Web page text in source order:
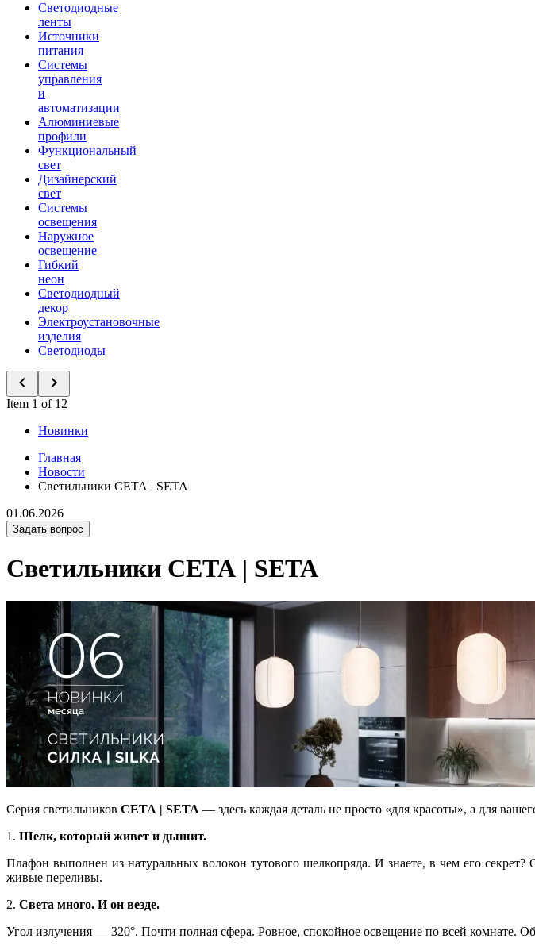
Светодиодные
ленты
Источники
питания
Системы
управления
и
автоматизации
Алюминиевые
профили
Функциональный
свет
Дизайнерский
свет
Системы
освещения
Наружное
освещение
Гибкий
неон
Светодиодный
декор
Электроустановочные
изделия
Светодиоды
Item 1 of 12
Новинки
Главная
Новости
Светильники СЕТА | SETA
01.06.2026
Задать вопрос
Светильники СЕТА | SETA
Серия светильников СЕТА | SETA — здесь каждая деталь не просто «для красоты», а для
1. Шелк, который живет и дышит.
Плафон выполнен из натуральных волокон тутового шелкопряда. И знаете, в чем его
живые переливы.
2. Света много. И он везде.
Угол излучения — 320°. Почти полная сфера. Ровное, спокойное освещение по всей комнате.